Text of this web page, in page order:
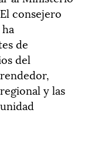
consejero
de
del
y las